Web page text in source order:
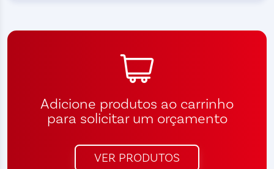
Adicione produtos ao carrinho
para solicitar um orçamento
VER PRODUTOS